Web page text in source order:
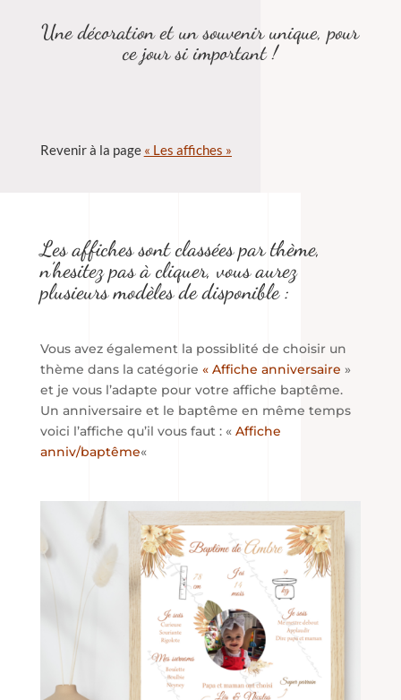
Une décoration et un souvenir unique, pour
ce jour si important !
Revenir à la page « Les affiches »
Les affiches sont classées par thème,
n’hesitez pas à cliquer, vous aurez
plusieurs modèles de disponible :
Vous avez également la possiblité de choisir un
thème dans la catégorie « Affiche anniversaire »
et je vous l’adapte pour votre affiche baptême.
Un anniversaire et le baptême en même temps
voici l’affiche qu’il vous faut : « Affiche
anniv/baptême«